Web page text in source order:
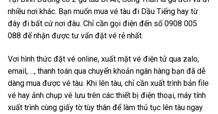
nhiều nơi khác. Bạn muốn mua vé tàu đi Dầu Tiếng hay từ
đây đi bất cứ nơi đâu. Chỉ cần gọi điện đến số 0908 005
088 để nhận được tư vấn đặt vé rẻ nhất.
Vơi hình thức đặt vé online, xuất mặt vé điện tử qua zalo,
email,…., thanh toán qua chuyển khoản ngân hàng bạn đã dễ
dàng mua được vé tàu. Khi lên tàu, chỉ cần xuất trình bản file
vé hay ảnh chụp vé lưu trên các thiết bị điện thoại, máy tính
xuất trình cùng giấy tờ tùy thân để làm thủ tục lên tàu ngay